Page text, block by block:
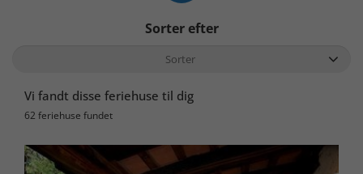
Sorter efter
Vi fandt disse feriehuse til dig
62 feriehuse fundet